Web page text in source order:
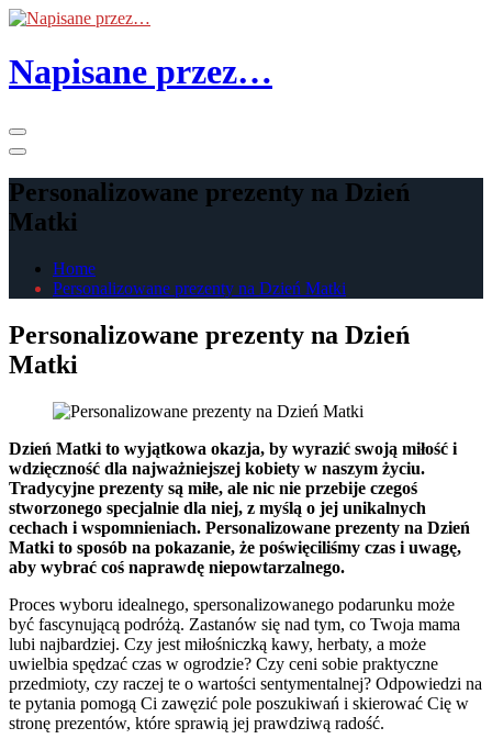
Skip
the
content
Napisane przez…
Personalizowane prezenty na Dzień
Matki
Home
Personalizowane prezenty na Dzień Matki
Personalizowane prezenty na Dzień
Matki
Dzień Matki to wyjątkowa okazja, by wyrazić swoją miłość i
wdzięczność dla najważniejszej kobiety w naszym życiu.
Tradycyjne prezenty są miłe, ale nic nie przebije czegoś
stworzonego specjalnie dla niej, z myślą o jej unikalnych
cechach i wspomnieniach. Personalizowane prezenty na Dzień
Matki to sposób na pokazanie, że poświęciliśmy czas i uwagę,
aby wybrać coś naprawdę niepowtarzalnego.
Proces wyboru idealnego, spersonalizowanego podarunku może
być fascynującą podróżą. Zastanów się nad tym, co Twoja mama
lubi najbardziej. Czy jest miłośniczką kawy, herbaty, a może
uwielbia spędzać czas w ogrodzie? Czy ceni sobie praktyczne
przedmioty, czy raczej te o wartości sentymentalnej? Odpowiedzi na
te pytania pomogą Ci zawęzić pole poszukiwań i skierować Cię w
stronę prezentów, które sprawią jej prawdziwą radość.